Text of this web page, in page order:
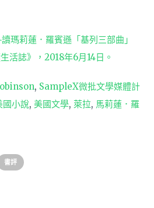
瑪莉蓮．羅賓遜「基列三部曲」
活誌》，2018年6月14日。
, SampleX微批文學媒體計
國小說, 美國文學, 萊拉, 馬莉蓮．羅
書評